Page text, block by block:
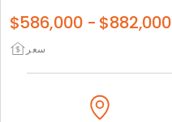
سعر
$586,000 - $882,000